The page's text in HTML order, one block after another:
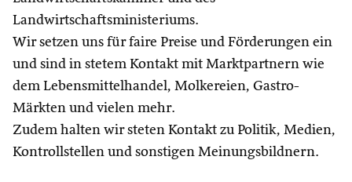
Landwirtschaftsministeriums.
Wir setzen uns für faire Preise und Förderungen ein
und sind in stetem Kontakt mit Marktpartnern wie
dem Lebensmittelhandel, Molkereien, Gastro-
Märkten und vielen mehr.
Zudem halten wir steten Kontakt zu Politik, Medien,
Kontrollstellen und sonstigen Meinungsbildnern.